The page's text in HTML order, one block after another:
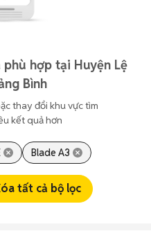
hợp tại Huyện Lệ
Bình
thay đổi khu vực tìm
kết quả hơn
Blade A3
tất cả bộ lọc